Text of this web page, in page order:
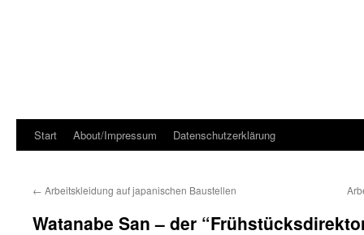
Start About/Impressum Datenschutzerklärung
← Arbeitskleidung auf japanischen Baustellen
Watanabe San – der